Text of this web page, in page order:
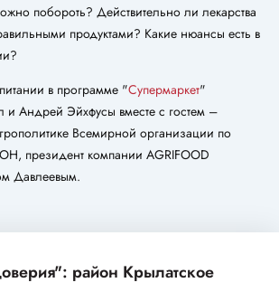
побороть? Действительно ли лекарства
продуктами? Какие нюансы есть в
в программе "Супермаркет"
и Андрей Эйхфусы вместе с гостем –
Всемирной организации по
президент компании AGRIFOOD
Давлеевым.
район Крылатское